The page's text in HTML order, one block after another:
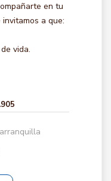
en tu
a que:
vida.